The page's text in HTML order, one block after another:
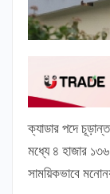
ক্যাডার পদে
মধ্যে ৪ হাজার
সাময়িকভাবে